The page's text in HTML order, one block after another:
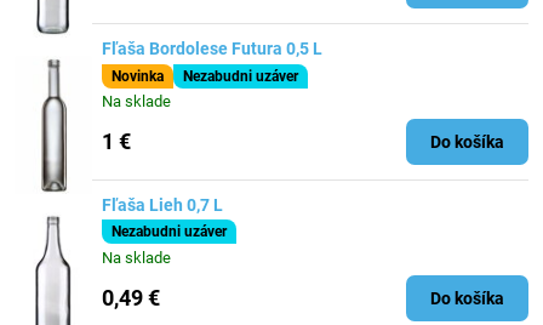
Fľaša Bordolese Futura 0,5 L
Novinka Nezabudni uzáver
Na sklade
1 € Do košíka
Fľaša Lieh 0,7 L
Nezabudni uzáver
Na sklade
0,49 € Do košíka